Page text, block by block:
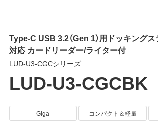
Type-C USB 3.2（Gen 1）用ドッキング
対応 カードリーダー/ライター付
LUD-U3-CGCシリーズ
LUD-U3-CGCBK
Giga コンパクト＆軽量